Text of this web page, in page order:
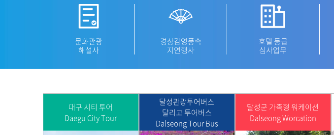
문화관광
해설사
경상감영풍속
지연행사
호텔 등급
심사업무
대구 시티 투어
Daegu City Tour
달성관광투어버스
달리고 투어버스
Dalseong Tour Bus
달성군 가족형 워케이션
Dalseong Worcation